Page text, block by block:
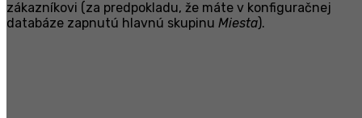
zákazníkovi (za predpokladu, že máte v konfiguračnej
databáze zapnutú hlavnú skupinu Miesta).